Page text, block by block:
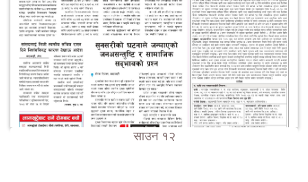
साउन १२